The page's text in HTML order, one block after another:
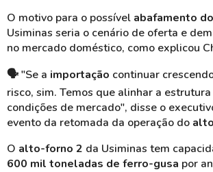
O motivo para o possível abafamento
Usiminas seria o cenário de oferta e
no mercado doméstico, como explicou
🗣️ "Se a importação continuar
risco, sim. Temos que alinhar a
condições de mercado", disse o
evento da retomada da operação do
O alto-forno 2 da Usiminas tem
600 mil toneladas de ferro-gusa por